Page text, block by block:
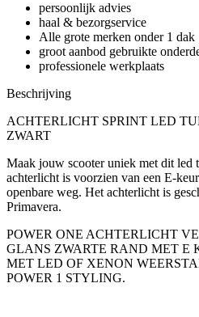
persoonlijk advies
haal & bezorgservice
Alle grote merken onder 1 dak
groot aanbod gebruikte
professionele werkplaats
Beschrijving
ACHTERLICHT SPRINT LED
ZWART
Maak jouw scooter uniek met dit led
achterlicht is voorzien van een E-
openbare weg. Het achterlicht is
Primavera.
POWER ONE ACHTERLICHT
GLANS ZWARTE RAND MET E
MET LED OF XENON
POWER 1 STYLING.